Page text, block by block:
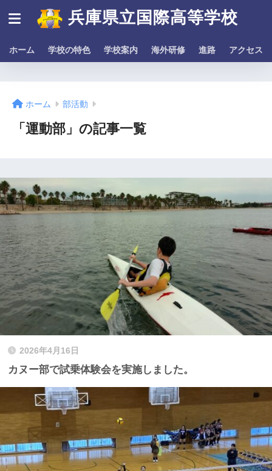
兵庫県立国際高等学校
ホーム 学校の特色 学校案内 海外研修 進路 アクセス
ホーム 部活動
「運動部」の記事一覧
2026年4月16日
カヌー部で試乗体験会を実施しました。